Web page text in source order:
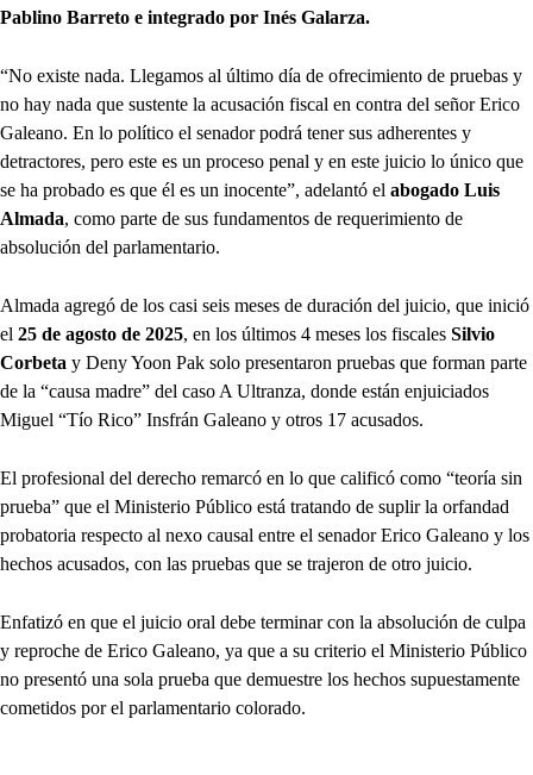
Pablino Barreto e integrado por Inés Galarza.
“No existe nada. Llegamos al último día de ofrecimiento de pruebas y
no hay nada que sustente la acusación fiscal en contra del señor Erico
Galeano. En lo político el senador podrá tener sus adherentes y
detractores, pero este es un proceso penal y en este juicio lo único que
se ha probado es que él es un inocente”, adelantó el abogado Luis
Almada, como parte de sus fundamentos de requerimiento de
absolución del parlamentario.
Almada agregó de los casi seis meses de duración del juicio, que inició
el 25 de agosto de 2025, en los últimos 4 meses los fiscales Silvio
Corbeta y Deny Yoon Pak solo presentaron pruebas que forman parte
de la “causa madre” del caso A Ultranza, donde están enjuiciados
Miguel “Tío Rico” Insfrán Galeano y otros 17 acusados.
El profesional del derecho remarcó en lo que calificó como “teoría sin
prueba” que el Ministerio Público está tratando de suplir la orfandad
probatoria respecto al nexo causal entre el senador Erico Galeano y los
hechos acusados, con las pruebas que se trajeron de otro juicio.
Enfatizó en que el juicio oral debe terminar con la absolución de culpa
y reproche de Erico Galeano, ya que a su criterio el Ministerio Público
no presentó una sola prueba que demuestre los hechos supuestamente
cometidos por el parlamentario colorado.